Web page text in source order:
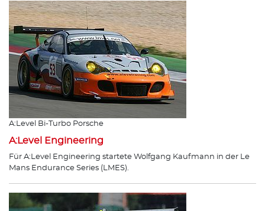
A:Level Bi-Turbo Porsche
A:Level Engineering
Für A:Level Engineering startete Wolfgang Kaufmann in der Le
Mans Endurance Series (LMES).